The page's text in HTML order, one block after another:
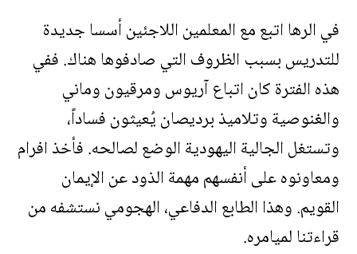
في الرها اتبع مع المعلمين اللاجئين أسسا جديدة
للتدريس بسبب الظروف التي صادفوها هناك. ففي
هذه الفترة كان اتباع آريوس ومرقيون وماني
والغنوصية وتلاميذ برديصان يُعيثون فساداً،
وتستغل الجالية اليهودية الوضع لصالحه. فأخذ افرام
ومعاونوه على أنفسهم مهمة الذود عن الإيمان
القويم. وهذا الطابع الدفاعي، الهجومي نستشفه من
قراءتنا لميامره.